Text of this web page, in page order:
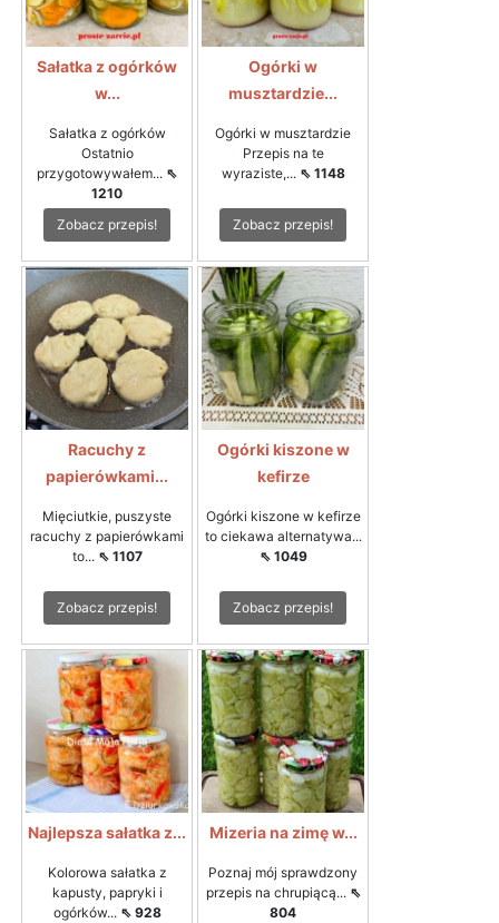
Sałatka z ogórków
w...
Sałatka z ogórków
Ostatnio
przygotowywałem... ⇖
1210
Zobacz przepis!
Ogórki w
musztardzie...
Ogórki w musztardzie
Przepis na te
wyraziste,... ⇖ 1148
Zobacz przepis!
Racuchy z
papierówkami...
Mięciutkie, puszyste
racuchy z papierówkami
to... ⇖ 1107
Zobacz przepis!
Ogórki kiszone w
kefirze
Ogórki kiszone w kefirze
to ciekawa alternatywa...
⇖ 1049
Zobacz przepis!
Najlepsza sałatka z...
Kolorowa sałatka z
kapusty, papryki i
ogórków... ⇖ 928
Mizeria na zimę w...
Poznaj mój sprawdzony
przepis na chrupiącą... ⇖
804